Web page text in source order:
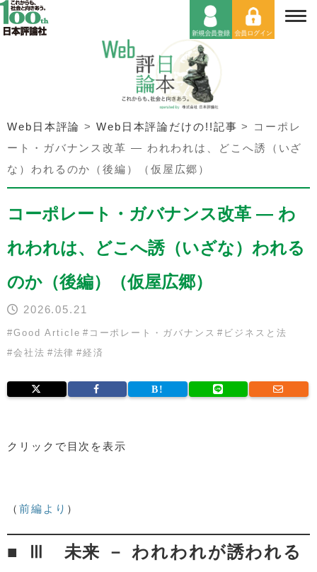
Web日本評論 > Web日本評論だけの!!記事 >
コーポレ
ート・ガバナンス改革 — われわれは、どこへ誘（いざ
な）われるのか（後編）（仮屋広郷）
コーポレート・ガバナンス改革 — わ
れわれは、どこへ誘（いざな）われる
のか（後編）（仮屋広郷）
2026.05.21
#Good Article # コーポレート・ガバナンス # ビジネスと法
#会社法 #法律 #経済
クリックで目次を表示
（SX）
２ 茶色に染まる世の中
３ よき企業者が育たない世の中
（ 前編より ）
Ⅲ 未来 － われわれが誘われる